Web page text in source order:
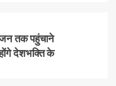
तक पहुंचाने
देशभक्ति के